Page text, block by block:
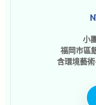
小
福岡市區
含環境藝